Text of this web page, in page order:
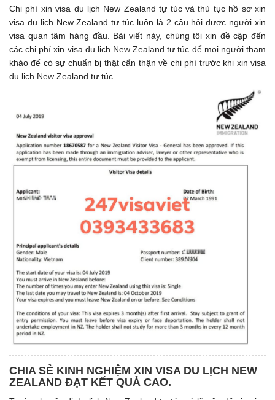
Chi phí xin visa du lịch New Zealand tự túc và thủ tục hồ sơ xin
visa du lịch New Zealand tự túc luôn là 2 câu hỏi được người xin
visa quan tâm hàng đầu. Bài viết này, chúng tôi xin đề cập đến
các chi phí xin visa du lịch New Zealand tự túc để mọi người tham
khảo để có sự chuẩn bị thật cẩn thận về chi phí trước khi xin visa
du lịch New Zealand tự túc.
CHIA SẺ KINH NGHIỆM XIN VISA DU LỊCH NEW
ZEALAND ĐẠT KẾT QUẢ CAO.